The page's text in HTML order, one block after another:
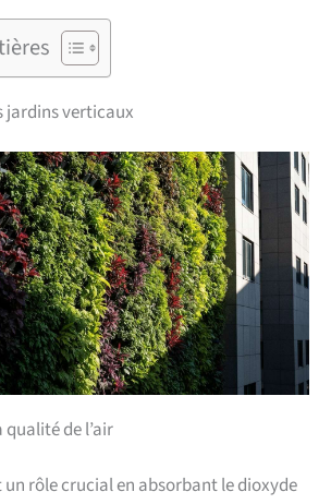
jardins verticaux
de l’air
un rôle crucial en absorbant le dioxyde